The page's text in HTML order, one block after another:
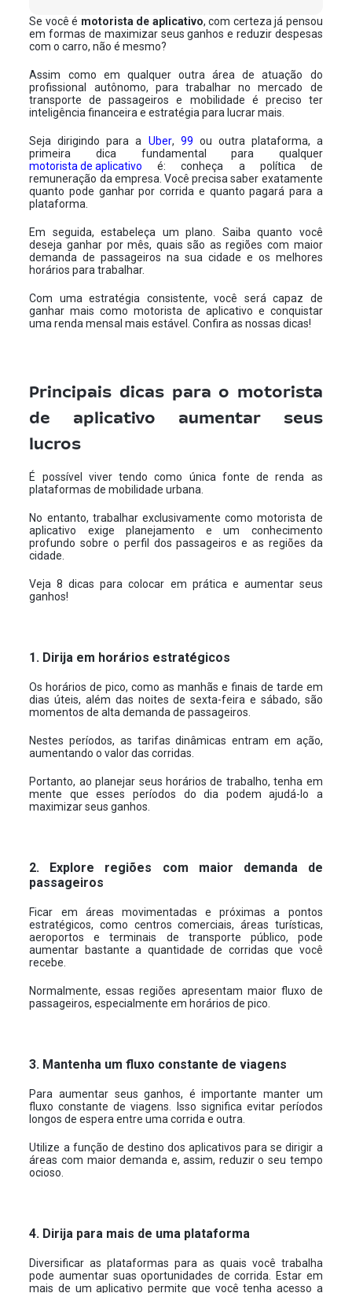
Se você é motorista de aplicativo, com certeza já pensou
em formas de maximizar seus ganhos e reduzir despesas
com o carro, não é mesmo?
Assim como em qualquer outra área de atuação do
profissional autônomo, para trabalhar no mercado de
transporte de passageiros e mobilidade é preciso ter
inteligência financeira e estratégia para lucrar mais.
Seja dirigindo para a Uber, 99 ou outra plataforma, a
primeira dica fundamental para qualquer
motorista de aplicativo é: conheça a política de
remuneração da empresa. Você precisa saber exatamente
quanto pode ganhar por corrida e quanto pagará para a
plataforma.
Em seguida, estabeleça um plano. Saiba quanto você
deseja ganhar por mês, quais são as regiões com maior
demanda de passageiros na sua cidade e os melhores
horários para trabalhar.
Com uma estratégia consistente, você será capaz de
ganhar mais como motorista de aplicativo e conquistar
uma renda mensal mais estável. Confira as nossas dicas!
Principais dicas para o motorista
de aplicativo aumentar seus
lucros
É possível viver tendo como única fonte de renda as
plataformas de mobilidade urbana.
No entanto, trabalhar exclusivamente como motorista de
aplicativo exige planejamento e um conhecimento
profundo sobre o perfil dos passageiros e as regiões da
cidade.
Veja 8 dicas para colocar em prática e aumentar seus
ganhos!
1. Dirija em horários estratégicos
Os horários de pico, como as manhãs e finais de tarde em
dias úteis, além das noites de sexta-feira e sábado, são
momentos de alta demanda de passageiros.
Nestes períodos, as tarifas dinâmicas entram em ação,
aumentando o valor das corridas.
Portanto, ao planejar seus horários de trabalho, tenha em
mente que esses períodos do dia podem ajudá-lo a
maximizar seus ganhos.
2. Explore regiões com maior demanda de
passageiros
Ficar em áreas movimentadas e próximas a pontos
estratégicos, como centros comerciais, áreas turísticas,
aeroportos e terminais de transporte público, pode
aumentar bastante a quantidade de corridas que você
recebe.
Normalmente, essas regiões apresentam maior fluxo de
passageiros, especialmente em horários de pico.
3. Mantenha um fluxo constante de viagens
Para aumentar seus ganhos, é importante manter um
fluxo constante de viagens. Isso significa evitar períodos
longos de espera entre uma corrida e outra.
Utilize a função de destino dos aplicativos para se dirigir a
áreas com maior demanda e, assim, reduzir o seu tempo
ocioso.
4. Dirija para mais de uma plataforma
Diversificar as plataformas para as quais você trabalha
pode aumentar suas oportunidades de corrida. Estar em
mais de um aplicativo permite que você tenha acesso a